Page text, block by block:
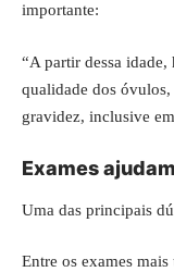
importante:
“A partir dessa
qualidade dos óvulos,
gravidez, inclusive
Exames
Uma das principais
Entre os exames